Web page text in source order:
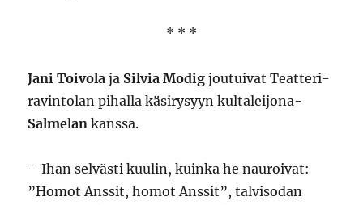
* * *
Jani Toivola ja Silvia Modig joutuivat Teatteri-
ravintolan pihalla käsirysyyn kultaleijona-
Salmelan kanssa.
– Ihan selvästi kuulin, kuinka he nauroivat:
”Homot Anssit, homot Anssit”, talvisodan